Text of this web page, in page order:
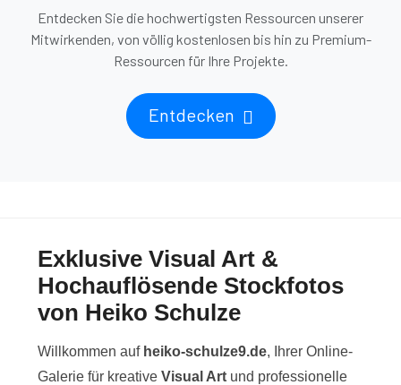
Entdecken Sie die hochwertigsten Ressourcen unserer
Mitwirkenden, von völlig kostenlosen bis hin zu Premium-
Ressourcen für Ihre Projekte.
Entdecken
Exklusive Visual Art &
Hochauflösende Stockfotos
von Heiko Schulze
Willkommen auf heiko-schulze9.de, Ihrer Online-
Galerie für kreative Visual Art und professionelle